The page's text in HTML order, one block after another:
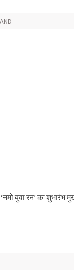
युवा रन’ का शुभारंभ